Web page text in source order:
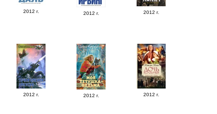
2012 г. 2012 г. 2012 г.
2012 г. 2012 г. 2012 г.